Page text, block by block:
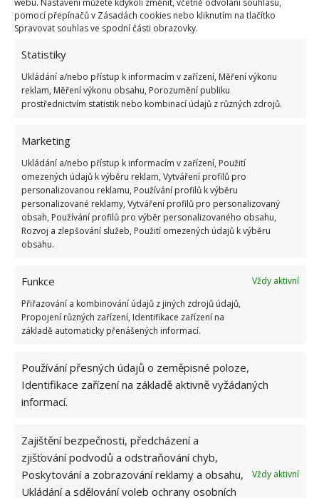
pomocí přepínačů v Zásadách cookies nebo kliknutím na tlačítko
Spravovat souhlas ve spodní části obrazovky.
Statistiky
Ukládání a/nebo přístup k informacím v zařízení, Měření výkonu
reklam, Měření výkonu obsahu, Porozumění publiku
prostřednictvím statistik nebo kombinací údajů z různých zdrojů.
Marketing
Ukládání a/nebo přístup k informacím v zařízení, Použití
omezených údajů k výběru reklam, Vytváření profilů pro
personalizovanou reklamu, Používání profilů k výběru
personalizované reklamy, Vytváření profilů pro personalizovaný
obsah, Používání profilů pro výběr personalizovaného obsahu,
Rozvoj a zlepšování služeb, Použití omezených údajů k výběru
obsahu.
Funkce
Vždy aktivní
Přiřazování a kombinování údajů z jiných zdrojů údajů,
Propojení různých zařízení, Identifikace zařízení na
základě automaticky přenášených informací.
Používání přesných údajů o zeměpisné poloze,
Identifikace zařízení na základě aktivně vyžádaných
informací.
Zajištění bezpečnosti, předcházení a
zjišťování podvodů a odstraňování chyb,
Poskytování a zobrazování reklamy a obsahu,
Ukládání a sdělování voleb ochrany osobních
Vždy aktivní
Společně s dalšími bylinkami se vřes využívá k léčbě
menopauzy, nervového vyčerpání, diabetu.
Vřes je také možné přidávat do vany k ošetření
drobných ran. Musí se pochopitelně jednat o
ten křiklavě červený, zářivě žlutý či nádherně modrý,
fialový, růžový…patrně vás zlákají atraktivní barvy, ale
počítejte s tím, že takový vřes je zároveň plný chemie.
Tento se hodí skutečně jako podzimní okrasa teras a
zahrad.